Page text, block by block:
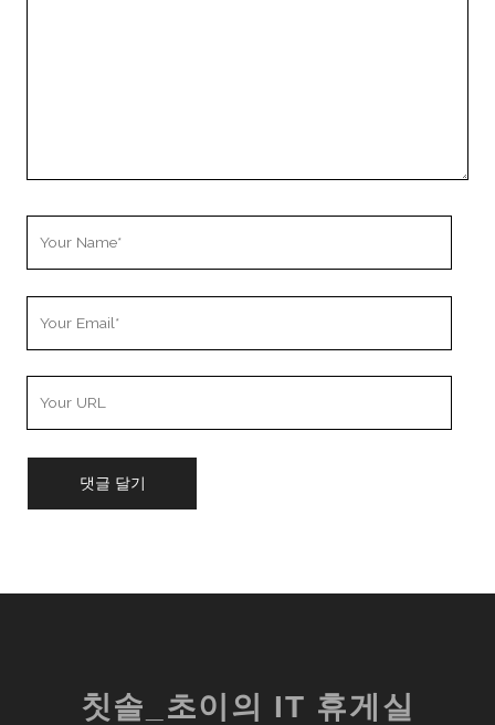
칫솔_초이의 IT 휴게실